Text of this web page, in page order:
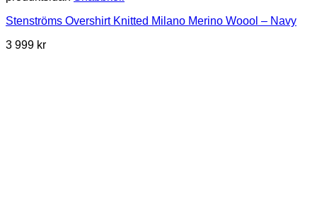
Stenströms Overshirt Knitted Milano Merino Woool – Navy
3 999 kr